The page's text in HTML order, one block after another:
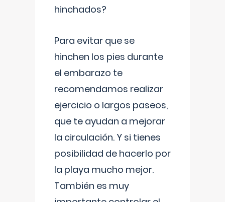
hinchados?
Para evitar que se
hinchen los pies durante
el embarazo te
recomendamos realizar
ejercicio o largos paseos,
que te ayudan a mejorar
la circulación. Y si tienes
posibilidad de hacerlo por
la playa mucho mejor.
También es muy